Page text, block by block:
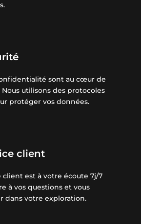
sont au cœur de
utilisons des protocoles
protéger vos données.
client
client est à votre écoute 7j/7
à vos questions et vous
dans votre exploration.